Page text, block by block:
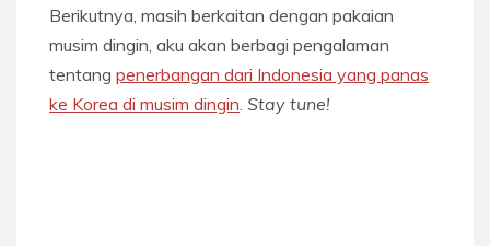
Berikutnya, masih berkaitan dengan pakaian
musim dingin, aku akan berbagi pengalaman
tentang penerbangan dari Indonesia yang panas
ke Korea di musim dingin Stay tune!